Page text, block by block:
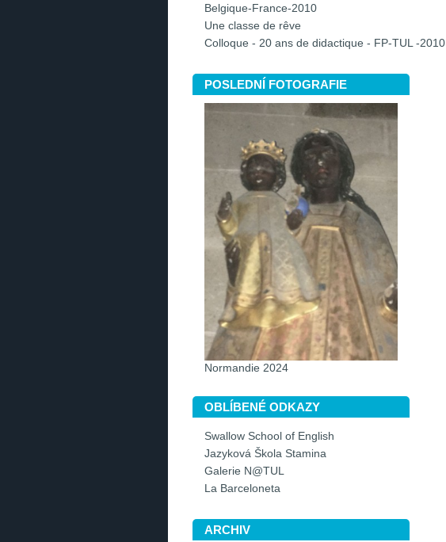
Belgique-France-2010
Une classe de rêve
Colloque - 20 ans de didactique - FP-TUL -2010
POSLEDNÍ FOTOGRAFIE
Normandie 2024
OBLÍBENÉ ODKAZY
Swallow School of English
Jazyková Škola Stamina
Galerie N@TUL
La Barceloneta
ARCHIV